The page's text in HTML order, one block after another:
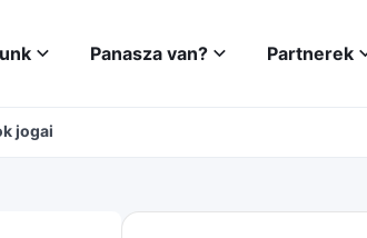
Panasza van? Partnerek
jogai